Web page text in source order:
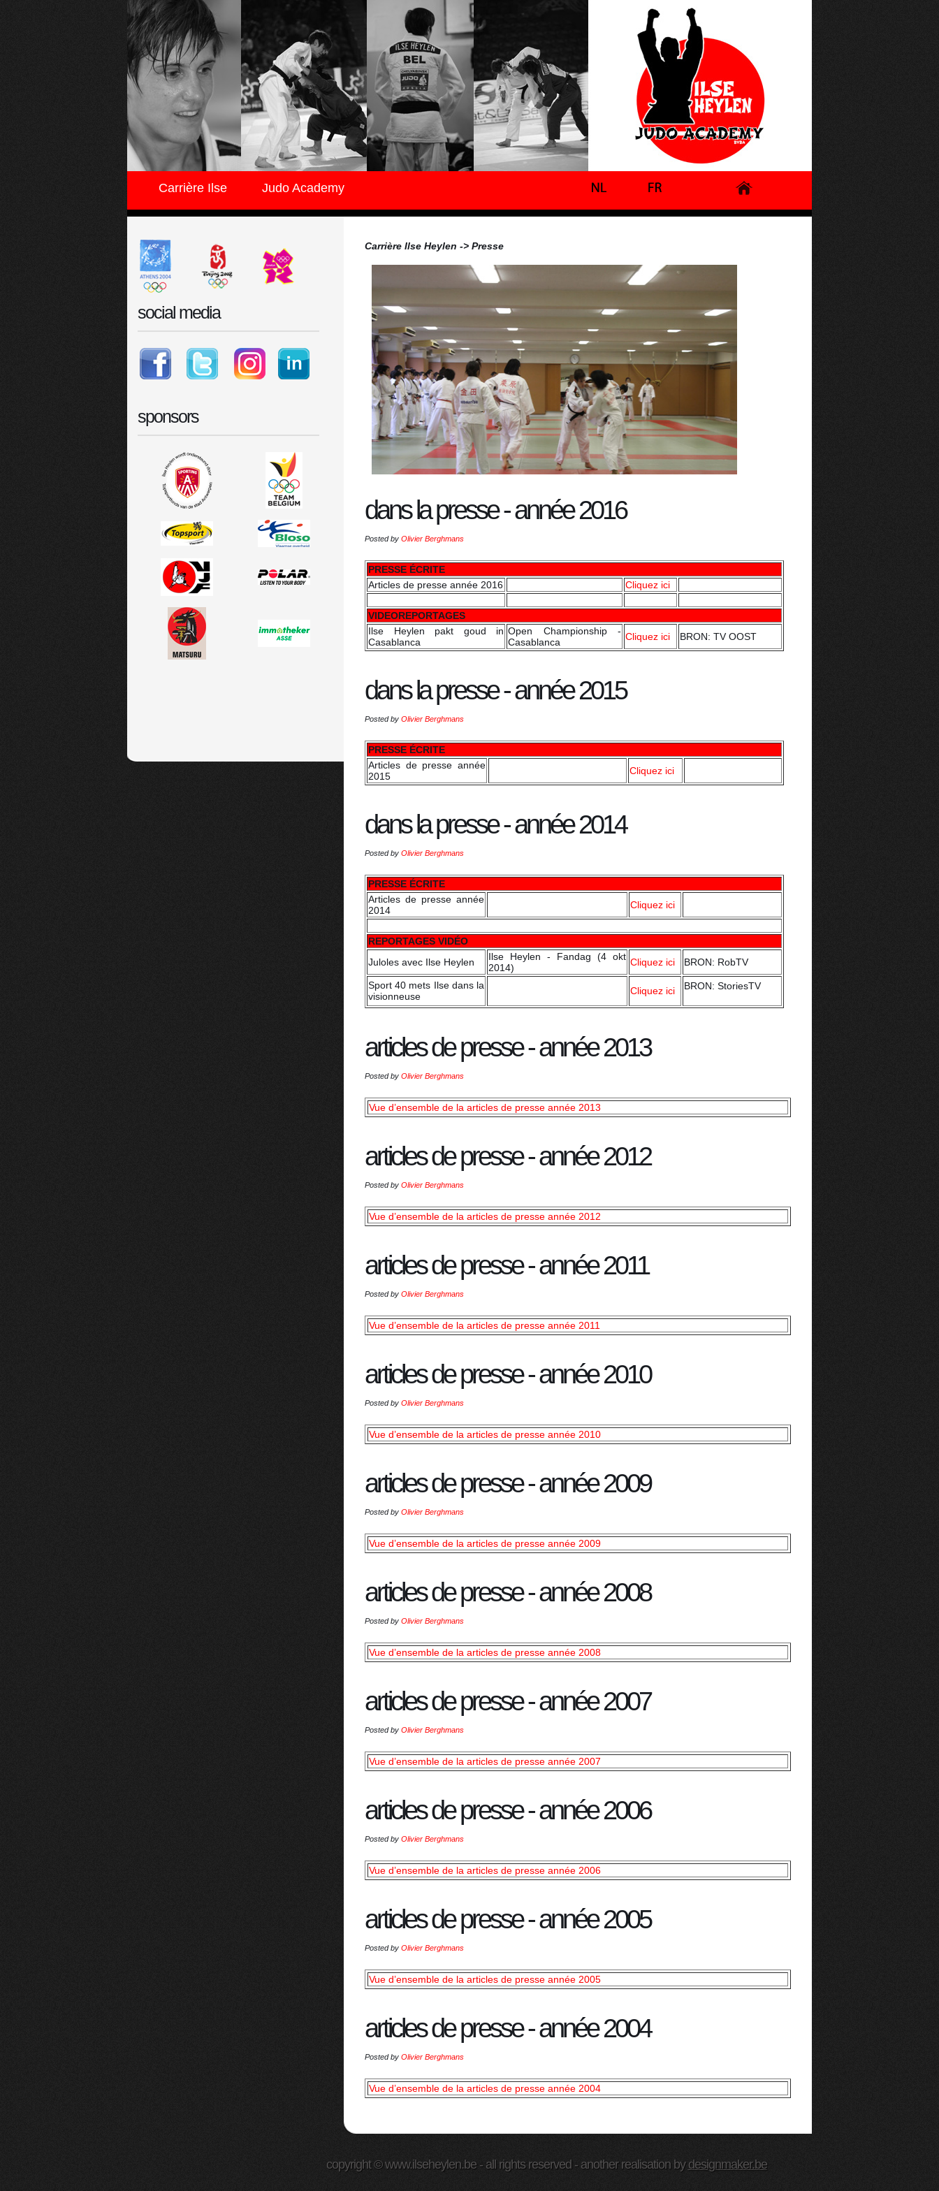
Carrière Ilse Judo Academy
Carrière Ilse Heylen -> Presse
dans la presse - année 2016
Posted by Olivier Berghmans
PRESSE ÉCRITE
Articles de presse année 2016
Cliquez ici
VIDEOREPORTAGES
Ilse Heylen pakt goud in
Casablanca
Open Championship -
Casablanca
Cliquez ici BRON: TV OOST
dans la presse - année 2015
Posted by Olivier Berghmans
PRESSE ÉCRITE
Articles de presse année
2015
Cliquez ici
dans la presse - année 2014
Posted by Olivier Berghmans
PRESSE ÉCRITE
Articles de presse année
2014
Cliquez ici
REPORTAGES VIDÉO
Juloles avec Ilse Heylen
Ilse Heylen - Fandag (4 okt
2014)
Cliquez ici BRON: RobTV
Sport 40 mets Ilse dans la
visionneuse
Cliquez ici BRON: StoriesTV
articles de presse - année 2013
Posted by Olivier Berghmans
Vue d’ensemble de la articles de presse année 2013
articles de presse - année 2012
Posted by Olivier Berghmans
Vue d’ensemble de la articles de presse année 2012
articles de presse - année 2011
Posted by Olivier Berghmans
Vue d’ensemble de la articles de presse année 2011
articles de presse - année 2010
Posted by Olivier Berghmans
Vue d’ensemble de la articles de presse année 2010
articles de presse - année 2009
Posted by Olivier Berghmans
Vue d’ensemble de la articles de presse année 2009
articles de presse - année 2008
Posted by Olivier Berghmans
Vue d’ensemble de la articles de presse année 2008
articles de presse - année 2007
Posted by Olivier Berghmans
Vue d’ensemble de la articles de presse année 2007
articles de presse - année 2006
Posted by Olivier Berghmans
Vue d’ensemble de la articles de presse année 2006
articles de presse - année 2005
Posted by Olivier Berghmans
Vue d’ensemble de la articles de presse année 2005
articles de presse - année 2004
Posted by Olivier Berghmans
Vue d’ensemble de la articles de presse année 2004
social media
sponsors
copyright © www.ilseheylen.be - all rights reserved - another realisation by designmaker.be